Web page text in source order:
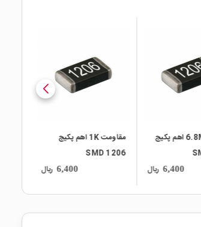
مقاومت 6.8M اهم پکیج
6,400 ریال
مقاومت 1K اهم پکیج
SMD 1206
6,400 ریال